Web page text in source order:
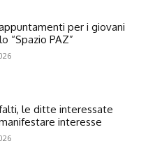
per i giovani
“Spazio PAZ”
le ditte interessate
interesse